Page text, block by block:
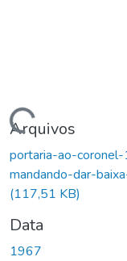
Carregando...
Arquivos
portaria-ao-
mandando-dar-
(117,51 KB)
Data
1967